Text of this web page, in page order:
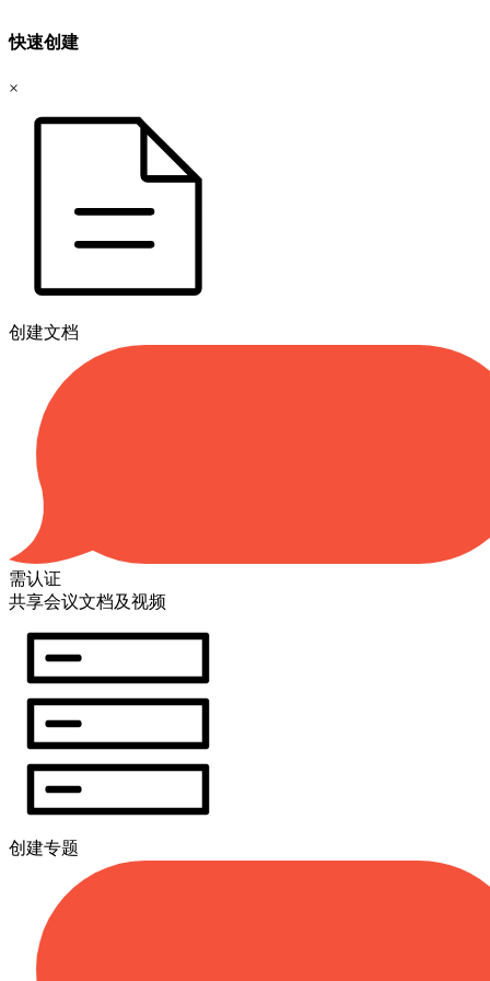
快速创建
×
创建文档
需认证
共享会议文档及视频
创建专题